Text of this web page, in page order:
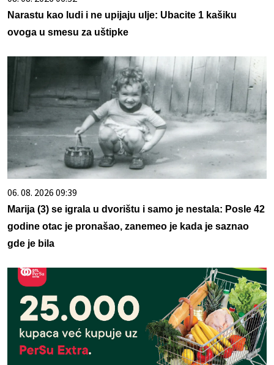
Narastu kao ludi i ne upijaju ulje: Ubacite 1 kašiku
ovoga u smesu za uštipke
06. 08. 2026 09:39
Marija (3) se igrala u dvorištu i samo je nestala: Posle 42
godine otac je pronašao, zanemeo je kada je saznao
gde je bila